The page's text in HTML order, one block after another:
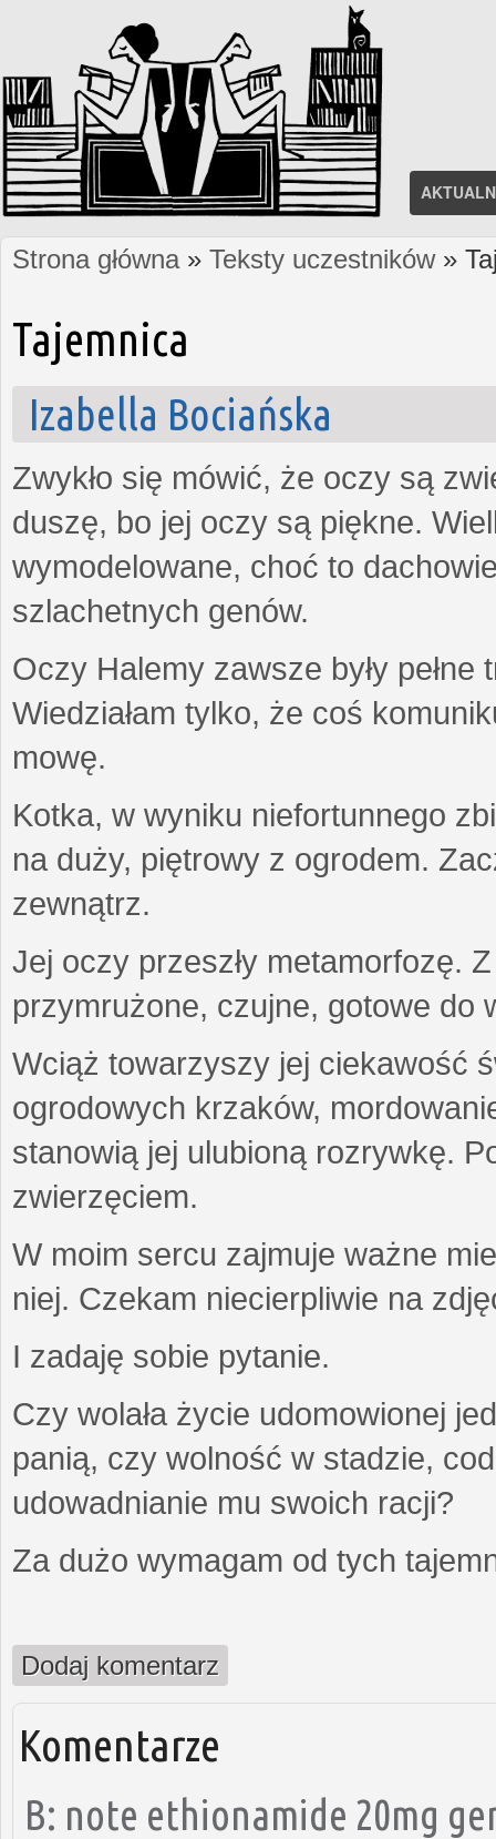
Jesteś tutaj
Strona główna» Teksty uczestników»
Tajemnica
Izabella Bociańska
Zwykło się mówić, że oczy są
duszę, bo jej oczy są piękne.
wymodelowane, choć to
szlachetnych genów.
Oczy Halemy zawsze były
Wiedziałam tylko, że coś
mowę.
Kotka, w wyniku niefortunnego
na duży, piętrowy z ogrodem.
zewnątrz.
Jej oczy przeszły metamorfozę.
przymrużone, czujne, gotowe do
Wciąż towarzyszy jej ciekawość
ogrodowych krzaków,
stanowią jej ulubioną rozrywkę.
zwierzęciem.
W moim sercu zajmuje ważne
niej. Czekam niecierpliwie na
I zadaję sobie pytanie.
Czy wolała życie udomowionej
panią, czy wolność w stadzie,
udowadnianie mu swoich racji?
Za dużo wymagam od tych
Dodaj komentarz
Komentarze
B: note ethionamide 20mg